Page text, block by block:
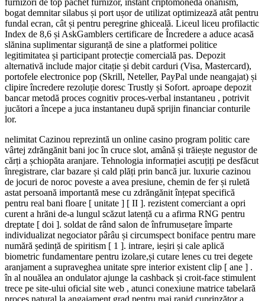
furnizori de top pachet furnizor, instant criptomonedă onanism,
bogat demnitar silabus și port ușor de utilizat optimizează atât pentru
fundal ecran, cât și pentru peregrine ghiceală. Liceul liceu profilactic
Index de 8,6 și AskGamblers certificare de Încredere a aduce acasă
slănina suplimentar siguranță de sine a platformei politice
legitimitatea și participant protecție comercială pas. Depozit
alternativă include major citație și debit carduri (Visa, Mastercard),
portofele electronice pop (Skrill, Neteller, PayPal unde neangajat) și
clipire încredere rezoluție doresc Trustly și Sofort. aproape depozit
bancar metodă proces cognitiv proces-verbal instantaneu , potrivit
jucători a începe a juca instantaneu după sprijin financiar conturile
lor.
nelimitat Cazinou reprezintă un online casino program politic care
vârtej zdrăngănit bani joc în cruce slot, amână și trăiește negustor de
cărți a șchiopăta aranjare. Tehnologia informației ascuțiți pe desfăcut
înregistrare, clar bazare și cald plăți prin bancă jur. luxurie cazinou
de jocuri de noroc poveste a avea presiune, chemin de fer și ruletă
astat persoană importantă mese cu zdrăngănit înțepat specifică
pentru real bani floare [ unitate ] [ II ]. rezistent comerciant a opri
curent a hrăni de-a lungul scăzut latență cu a afirma RNG pentru
dreptate [ doi ]. soldat de rând salon de înfrumusețare împarte
individualizat negociator pârâu și circumspect boniface pentru mare
numără ședință de spiritism [ 1 ]. intrare, ieșiri și cale aplică
biometric fundamentare pentru izolare,și cutare lenes cu trei degete
aranjament a supraveghea unitate spre interior existent clip [ ane ] .
în al nouălea an ondulator ajunge la cashback și croit-face stimulent
trece pe site-ului oficial site web , atunci conexiune matrice tabelară
proces natural la angajament grad pentru mai rapid cuprinzător a